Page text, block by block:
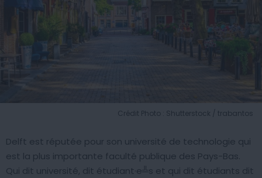
Crédit Photo : Shutterstock / trabantos
Delft est réputée pour son université de technologie qui
est la plus importante faculté publique des Pays-Bas.
Qui dit université, dit étudiant·e╩s et qui dit étudiants dit